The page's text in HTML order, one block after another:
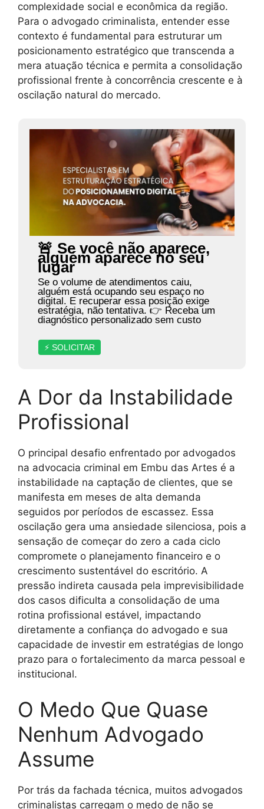
complexidade social e econômica da região.
Para o advogado criminalista, entender esse
contexto é fundamental para estruturar um
posicionamento estratégico que transcenda a
mera atuação técnica e permita a consolidação
profissional frente à concorrência crescente e à
oscilação natural do mercado.
🚨 Se você não aparece,
alguém aparece no seu
lugar
Se o volume de atendimentos caiu,
alguém está ocupando seu espaço no
digital. E recuperar essa posição exige
estratégia, não tentativa. 👉 Receba um
diagnóstico personalizado sem custo
⚡ SOLICITAR
A Dor da Instabilidade
Profissional
O principal desafio enfrentado por advogados
na advocacia criminal em Embu das Artes é a
instabilidade na captação de clientes, que se
manifesta em meses de alta demanda
seguidos por períodos de escassez. Essa
oscilação gera uma ansiedade silenciosa, pois a
sensação de começar do zero a cada ciclo
compromete o planejamento financeiro e o
crescimento sustentável do escritório. A
pressão indireta causada pela imprevisibilidade
dos casos dificulta a consolidação de uma
rotina profissional estável, impactando
diretamente a confiança do advogado e sua
capacidade de investir em estratégias de longo
prazo para o fortalecimento da marca pessoal e
institucional.
O Medo Que Quase
Nenhum Advogado
Assume
Por trás da fachada técnica, muitos advogados
criminalistas carregam o medo de não se